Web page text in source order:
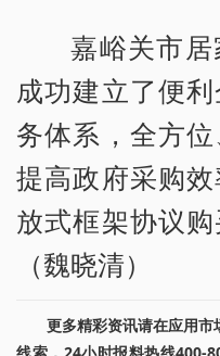
嘉峪关市
成功建立了便
务体系，全方
提高政府采购
放式框架协议购
（魏晓清）
更多精彩资讯请在应用市